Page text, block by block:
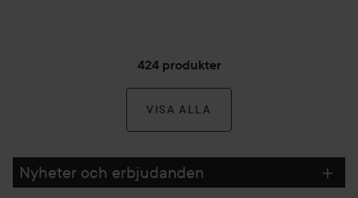
424 produkter
VISA ALLA
Nyheter och erbjudanden